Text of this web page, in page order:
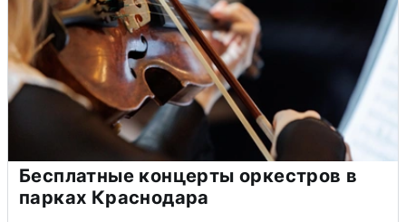
Бесплатные концерты оркестров в
парках Краснодара